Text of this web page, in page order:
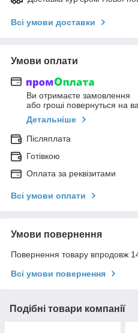
Всі умови доставки
Умови оплати
Ви отримаєте замовлення
або гроші повернуться на
Детальніше
Післяплата
Готівкою
Оплата за реквізитами
Всі умови оплати
Умови повернення
Повернення товару впродовж
Всі умови повернення
Подібні товари компанії